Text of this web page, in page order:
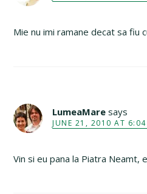
Mie nu imi ramane decat sa fiu
LumeaMare says
JUNE 21, 2010 AT 6:04
Vin si eu pana la Piatra Neamt,